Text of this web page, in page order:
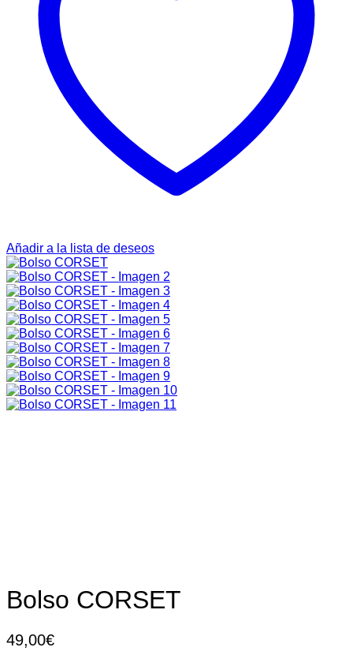
Añadir a la lista de deseos
Bolso CORSET
49,00€